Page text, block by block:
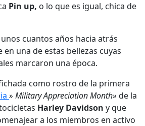
Pin up, o lo que es igual, chica de
cuantos años hacia atrás
una de estas bellezas cuyas
marcaron una época.
como rostro de la primera
» Military Appreciation Month» de la
Harley Davidson y que
a los miembros en activo